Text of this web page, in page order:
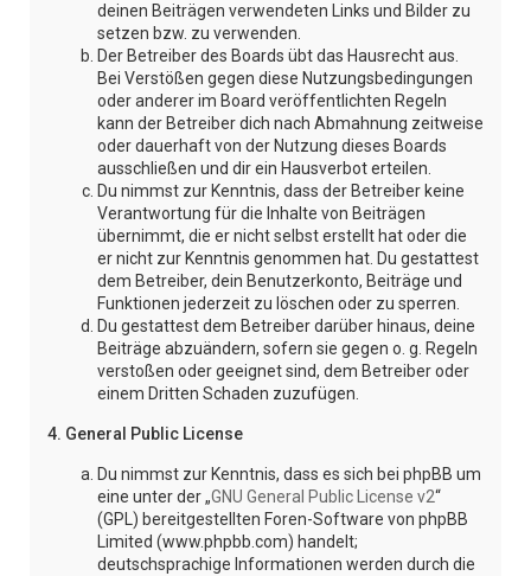
deinen Beiträgen verwendeten Links und Bilder zu
setzen bzw. zu verwenden.
Der Betreiber des Boards übt das Hausrecht aus.
Bei Verstößen gegen diese Nutzungsbedingungen
oder anderer im Board veröffentlichten Regeln
kann der Betreiber dich nach Abmahnung zeitweise
oder dauerhaft von der Nutzung dieses Boards
ausschließen und dir ein Hausverbot erteilen.
Du nimmst zur Kenntnis, dass der Betreiber keine
Verantwortung für die Inhalte von Beiträgen
übernimmt, die er nicht selbst erstellt hat oder die
er nicht zur Kenntnis genommen hat. Du gestattest
dem Betreiber, dein Benutzerkonto, Beiträge und
Funktionen jederzeit zu löschen oder zu sperren.
Du gestattest dem Betreiber darüber hinaus, deine
Beiträge abzuändern, sofern sie gegen o. g. Regeln
verstoßen oder geeignet sind, dem Betreiber oder
einem Dritten Schaden zuzufügen.
4. General Public License
Du nimmst zur Kenntnis, dass es sich bei phpBB um
eine unter der „GNU General Public License v2“
(GPL) bereitgestellten Foren-Software von phpBB
Limited (www.phpbb.com) handelt;
deutschsprachige Informationen werden durch die